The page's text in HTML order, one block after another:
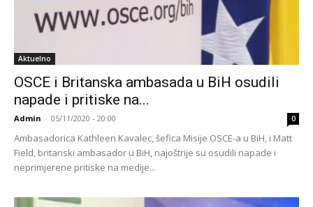
Aktuelno
OSCE i Britanska ambasada u BiH osudili
napade i pritiske na...
Admin - 05/11/2020 - 20:00 0
Ambasadorica Kathleen Kavalec, šefica Misije OSCE-a u BiH, i Matt
Field, britanski ambasador u BiH, najoštrije su osudili napade i
neprimjerene pritiske na medije...